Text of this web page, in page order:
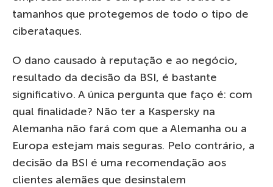
tamanhos que protegemos de todo o tipo de
ciberataques.
O dano causado à reputação e ao negócio,
resultado da decisão da BSI, é bastante
significativo. A única pergunta que faço é: com
qual finalidade? Não ter a Kaspersky na
Alemanha não fará com que a Alemanha ou a
Europa estejam mais seguras. Pelo contrário, a
decisão da BSI é uma recomendação aos
clientes alemães que desinstalem